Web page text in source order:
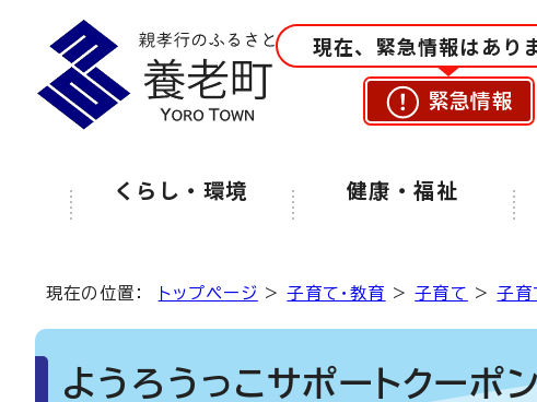
現在、緊急情報はあり
緊急情報
くらし・環境 健康・福祉
現在の位置： トップページ >子育て・教育 >子育て >子育
ようろうっこサポートクーポ